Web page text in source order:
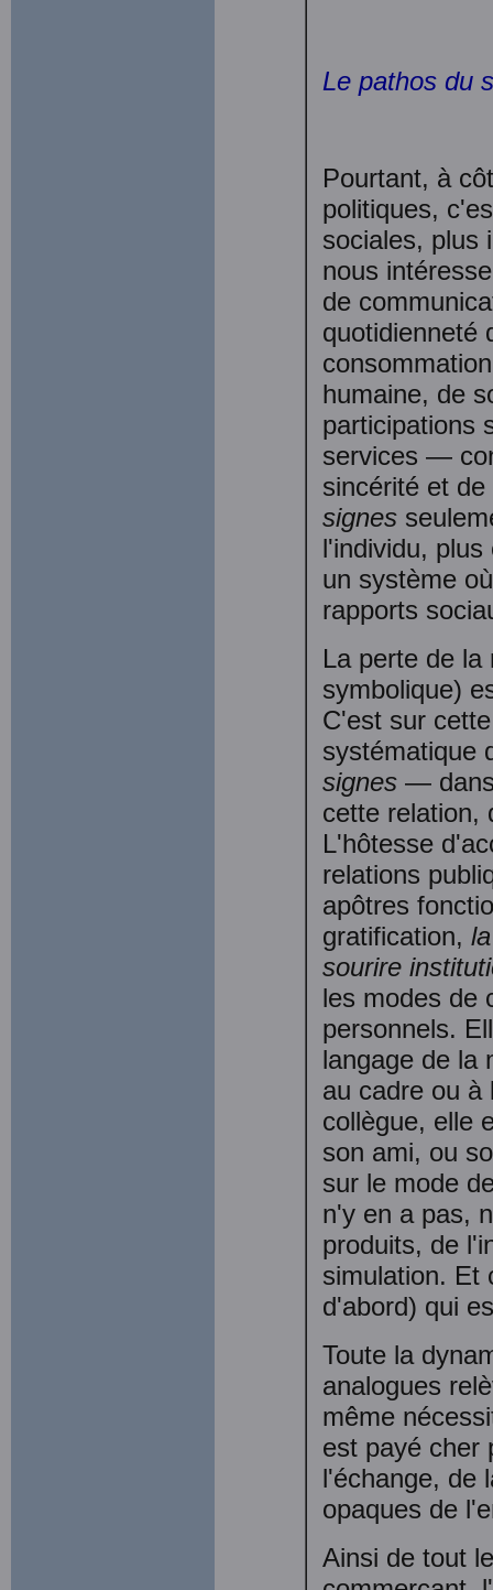
Le pathos du
Pourtant, à
politiques,
sociales, plus
nous
de
quotidienneté
humaine, de
participations
services —
sincérité et
signes
l'individu,
un système
rapports
La perte de la
symbolique)
C'est sur
systématique
signes—
cette relation,
L'hôtesse
relations
apôtres
gratification,
sourire
les modes de
personnels.
langage de la
au cadre ou à
collègue, elle
son ami, ou
sur le mode
n'y en a pas,
produits, de
simulation. Et
d'abord) qui
Toute la
analogues
même
est payé cher
l'échange, de
opaques de
Ainsi de tout